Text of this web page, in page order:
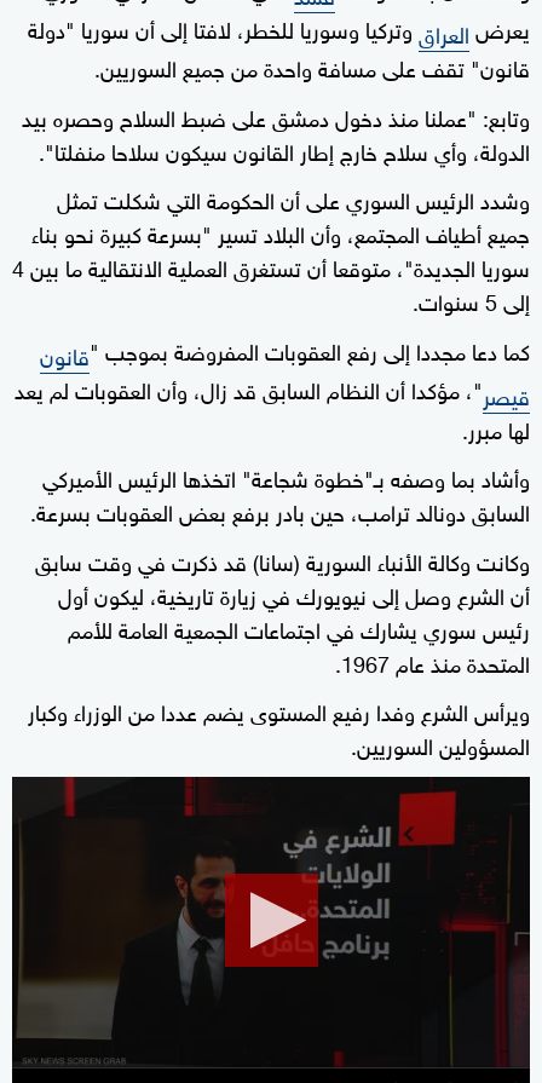
يعرضالعراقوتركيا وسوريا للخطر، لافتا إلى أن سوريا "دولة
قانون" تقف على مسافة واحدة من جميع السوريين.
وتابع: "عملنا منذ دخول دمشق على ضبط السلاح وحصره بيد
الدولة، وأي سلاح خارج إطار القانون سيكون سلاحا منفلتا".
وشدد الرئيس السوري على أن الحكومة التي شكلت تمثل
جميع أطياف المجتمع، وأن البلاد تسير "بسرعة كبيرة نحو بناء
سوريا الجديدة"، متوقعا أن تستغرق العملية الانتقالية ما بين 4
إلى 5 سنوات.
كما دعا مجددا إلى رفع العقوبات المفروضة بموجب "قانون
قيصر"، مؤكدا أن النظام السابق قد زال، وأن العقوبات لم يعد
لها مبرر.
وأشاد بما وصفه بـ"خطوة شجاعة" اتخذها الرئيس الأميركي
السابق دونالد ترامب، حين بادر برفع بعض العقوبات بسرعة.
وكانت وكالة الأنباء السورية (سانا) قد ذكرت في وقت سابق
أن الشرع وصل إلى نيويورك في زيارة تاريخية، ليكون أول
رئيس سوري يشارك في اجتماعات الجمعية العامة للأمم
المتحدة منذ عام 1967.
ويرأس الشرع وفدا رفيع المستوى يضم عددا من الوزراء وكبار
المسؤولين السوريين.
seconds